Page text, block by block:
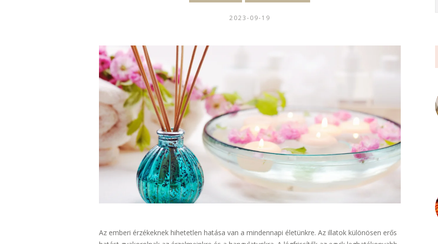
2023-09-19
Az emberi érzékeknek hihetetlen hatása van a mindennapi életünkre. Az illatok különösen erős